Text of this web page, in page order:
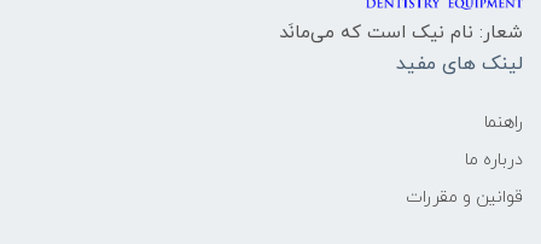
شعار: نام نیک است که می‌مانَد
لینک های مفید
راهنما
درباره ما
قوانین و مقررات